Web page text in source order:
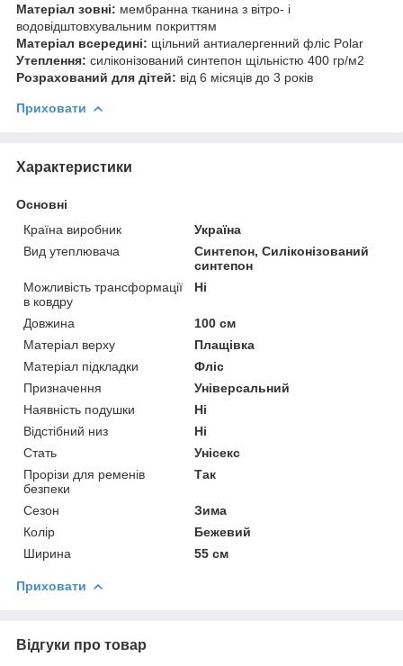
Матеріал зовні: мембранна тканина з вітро- і
водовідштовхувальним покриттям
Матеріал всередині: щільний антиалергенний фліс Polar
Утеплення: силіконізований синтепон щільністю 400 гр/м2
Розрахований для дітей: від 6 місяців до 3 років
Приховати
Характеристики
Основні
Країна виробник
Україна
Вид утеплювача
Синтепон, Силіконізований
синтепон
Можливість трансформації
в ковдру
Ні
Довжина
100 см
Матеріал верху
Плащівка
Матеріал підкладки
Фліс
Призначення
Універсальний
Наявність подушки
Ні
Відстібний низ
Ні
Стать
Унісекс
Прорізи для ременів
безпеки
Так
Сезон
Зима
Колір
Бежевий
Ширина
55 см
Приховати
Відгуки про товар